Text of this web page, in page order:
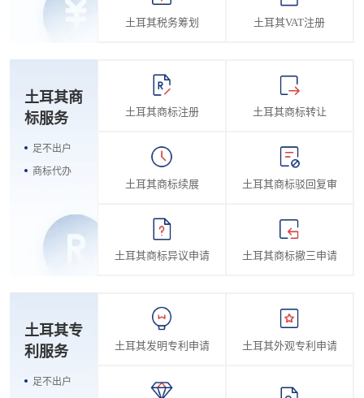
土耳其税务筹划 土耳其VAT注册
土耳其商
标服务
足不出户
商标代办
土耳其商标注册 土耳其商标转让
土耳其商标续展 土耳其商标驳回复审
土耳其商标异议申请 土耳其商标撤三申请
土耳其专
利服务
足不出户
土耳其发明专利申请 土耳其外观专利申请